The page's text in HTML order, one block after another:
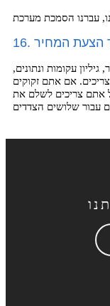
עקומות ונתונים,
אם אתם זקוקים
אתם צריכים לשלם את